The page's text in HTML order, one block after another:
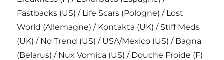
Fastbacks (US) / Life Scars (Pologne) / Lost
World (Allemagne) / Kontakta (UK) / Stiff Meds
(UK) / No Trend (US) / USA/Mexico (US) / Bagna
(Belarus) / Nux Vomica (US) / Douche Froide (F)